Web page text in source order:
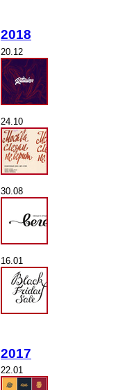
2018
20.12
24.10
30.08
16.01
2017
22.01